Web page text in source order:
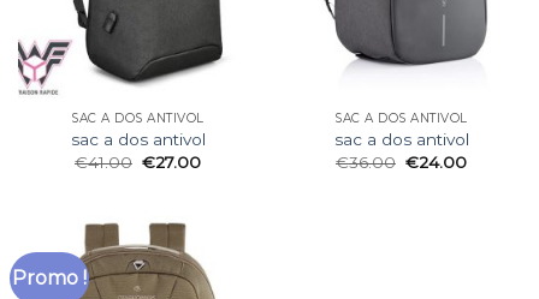
SAC A DOS ANTIVOL
sac a dos antivol
€41.00 €27.00
SAC A DOS ANTIVOL
sac a dos antivol
€36.00 €24.00
Promo !